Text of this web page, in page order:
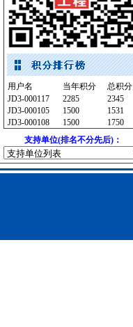
路标 [采购中]
滤毒式排风 [采购中]
门窗玻璃 [采购中]
卫浴洁具 [采购中]
卫浴洁具 [采购中]
变频给水设备 [采购中]
外墙装饰
[采购中]
卫浴洁具 [采购中]
光源灯具 [采购中]
管材管件 [采购中]
用户名 当年积分
总积分
JD3-000117
2285
2345
JD3-000105
1500
1531
JD3-000108
1500
1750
支持单位(排名不分先后)：